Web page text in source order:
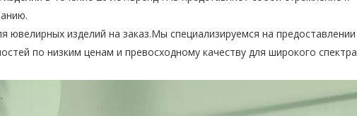
изделий на заказ.Мы специализируемся на предоставлении
по низким ценам и превосходному качеству для широкого спектра